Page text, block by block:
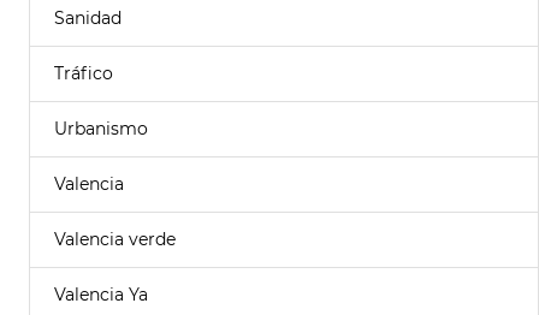
Sanidad
Tráfico
Urbanismo
Valencia
Valencia verde
Valencia Ya